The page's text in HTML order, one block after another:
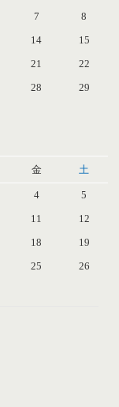
7
8
14
15
21
22
28
29
金 土
4
5
11
12
18
19
25
26